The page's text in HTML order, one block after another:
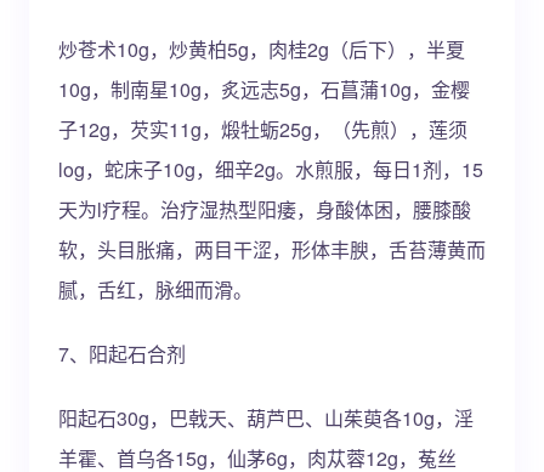
炒苍术10g，炒黄柏5g，肉桂2g（后下），半夏
10g，制南星10g，炙远志5g，石菖蒲10g，金樱
子12g，芡实11g，煅牡蛎25g，（先煎），莲须
log，蛇床子10g，细辛2g。水煎服，每日1剂，15
天为l疗程。治疗湿热型阳痿，身酸体困，腰膝酸
软，头目胀痛，两目干涩，形体丰腴，舌苔薄黄而
腻，舌红，脉细而滑。
7、阳起石合剂
阳起石30g，巴戟天、葫芦巴、山茱萸各10g，淫
羊霍、首乌各15g，仙茅6g，肉苁蓉12g，菟丝